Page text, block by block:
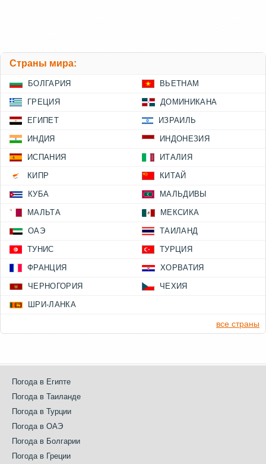
Страны мира:
БОЛГАРИЯ ВЬЕТНАМ
ГРЕЦИЯ ДОМИНИКАНА
ЕГИПЕТ ИЗРАИЛЬ
ИНДИЯ ИНДОНЕЗИЯ
ИСПАНИЯ ИТАЛИЯ
КИПР КИТАЙ
КУБА МАЛЬДИВЫ
МАЛЬТА МЕКСИКА
ОАЭ ТАИЛАНД
ТУНИС ТУРЦИЯ
ФРАНЦИЯ ХОРВАТИЯ
ЧЕРНОГОРИЯ ЧЕХИЯ
ШРИ-ЛАНКА
все страны
Погода в Египте
Погода в Таиланде
Погода в Турции
Погода в ОАЭ
Погода в Болгарии
Погода в Греции